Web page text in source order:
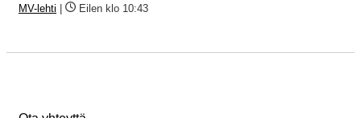
MV-lehti Eilen klo 10:43